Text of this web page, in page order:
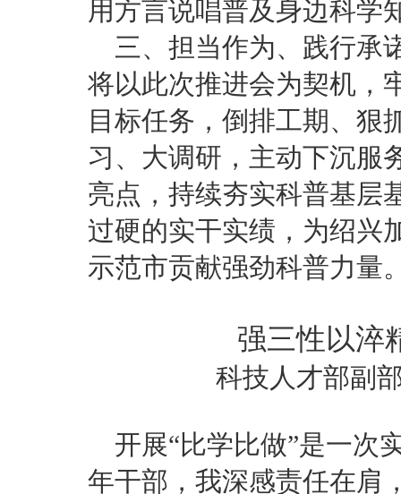
用方言说唱普及身边科学
三、担当作为、践行承
将以此次推进会为契机，
目标任务，倒排工期、狠
习、大调研，主动下沉服
亮点，持续夯实科普基层
过硬的实干实绩，为绍兴
示范市贡献强劲科普力量
强三性以淬
科技人才部副
开展“比学比做”是一次
年干部，我深感责任在肩